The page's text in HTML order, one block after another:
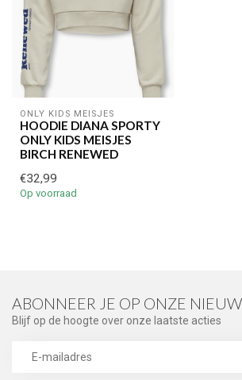
ONLY KIDS MEISJES
HOODIE DIANA SPORTY
ONLY KIDS MEISJES
BIRCH RENEWED
€32,99
Op voorraad
ABONNEER JE OP ONZE
Blijf op de hoogte over onze laatste acties